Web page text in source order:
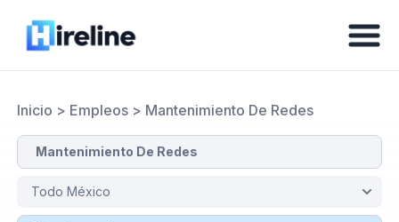
Inicio > Empleos> Mantenimiento De Redes